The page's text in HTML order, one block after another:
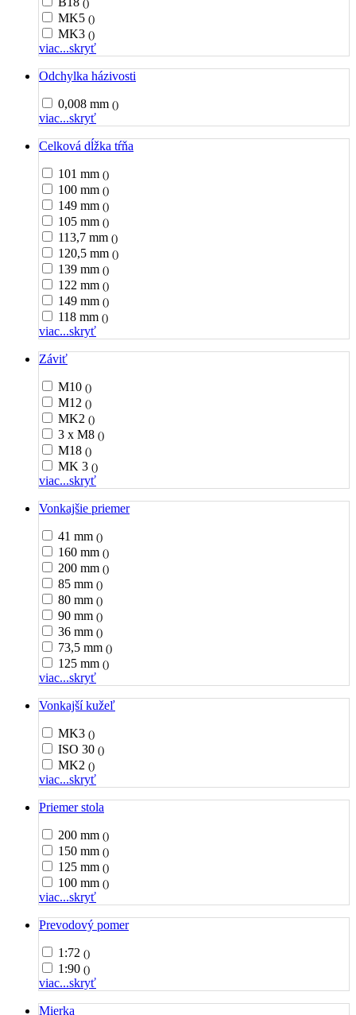
()
MK5 ()
MK3 ()
viac...skryť
Odchylka házivosti
0,008 mm ()
viac...skryť
Celková dĺžka tŕňa
101 mm ()
100 mm ()
149 mm ()
105 mm ()
113,7 mm ()
120,5 mm ()
139 mm ()
122 mm ()
149 mm ()
118 mm ()
viac...skryť
Záviť
M10 ()
M12 ()
MK2 ()
3 x M8 ()
M18 ()
MK 3 ()
viac...skryť
Vonkajšie priemer
41 mm ()
160 mm ()
200 mm ()
85 mm ()
80 mm ()
90 mm ()
36 mm ()
73,5 mm ()
125 mm ()
viac...skryť
Vonkajší kužeľ
MK3 ()
ISO 30 ()
MK2 ()
viac...skryť
Priemer stola
200 mm ()
150 mm ()
125 mm ()
100 mm ()
viac...skryť
Prevodový pomer
1:72 ()
1:90 ()
viac...skryť
Mierka